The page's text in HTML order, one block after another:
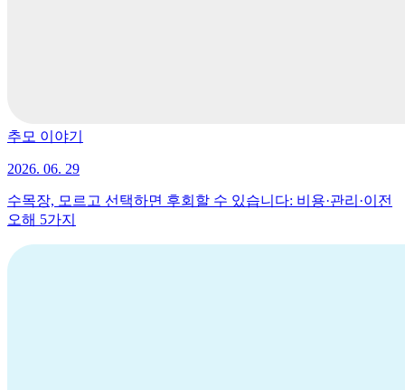
추모 이야기
2026. 06. 29
수목장, 모르고 선택하면 후회할 수 있습니다: 비용·관리·이전
오해 5가지